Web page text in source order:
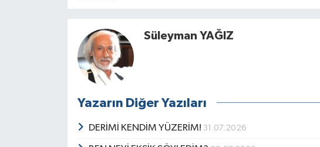
Süleyman YAĞIZ
Yazarın Diğer Yazıları
DERİMİ KENDİM YÜZERİM! 31.07.2026